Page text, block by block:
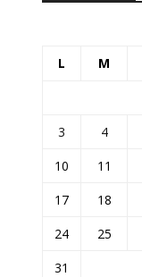
L M
3
4
10
11
17
18
24
25
31